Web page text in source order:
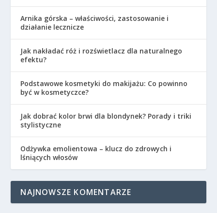
Arnika górska – właściwości, zastosowanie i
działanie lecznicze
Jak nakładać róż i rozświetlacz dla naturalnego
efektu?
Podstawowe kosmetyki do makijażu: Co powinno
być w kosmetyczce?
Jak dobrać kolor brwi dla blondynek? Porady i triki
stylistyczne
Odżywka emolientowa – klucz do zdrowych i
lśniących włosów
NAJNOWSZE KOMENTARZE